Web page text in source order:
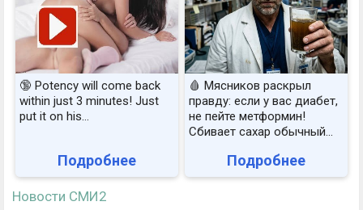
🔞 Potency will come back
within just 3 minutes! Just
put it on his…
Подробнее
🩸 Мясников раскрыл
правду: если у вас диабет,
не пейте метформин!
Сбивает сахар обычный...
Подробнее
Новости СМИ2